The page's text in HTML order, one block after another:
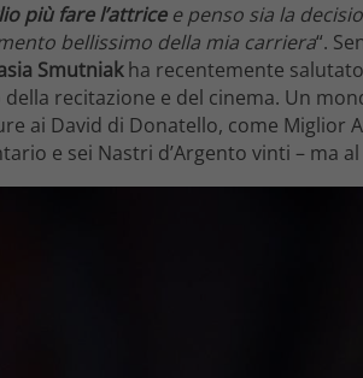
più fare l’attricee penso sia la
bellissimo della mia carriera“.
Smutniakha recentemente
della recitazione e del cinema. Un
ai David di Donatello, come Miglior
e sei Nastri d’Argento vinti – ma